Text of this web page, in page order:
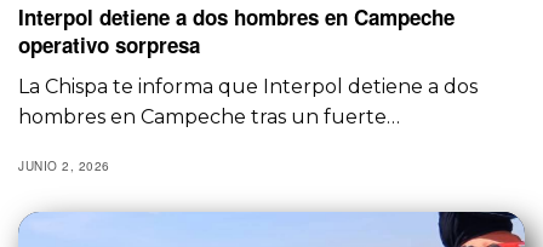
Interpol detiene a dos hombres en Campeche
operativo sorpresa
La Chispa te informa que Interpol detiene a dos
hombres en Campeche tras un fuerte…
JUNIO 2, 2026